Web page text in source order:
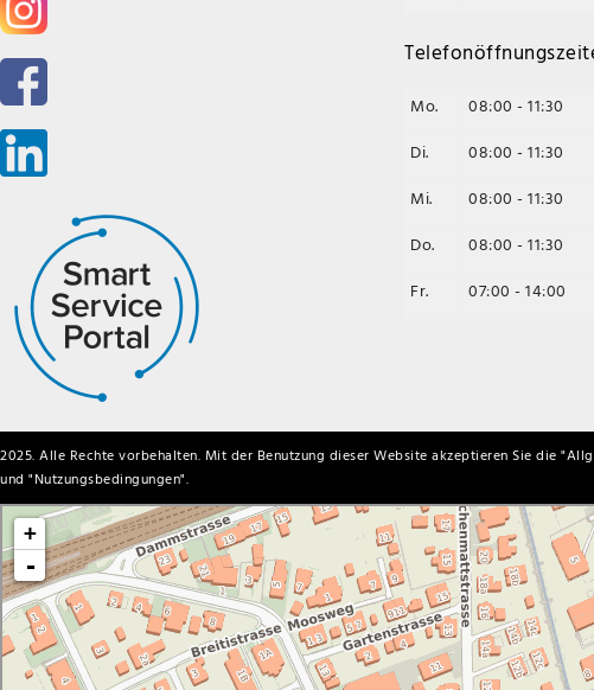
Mo. 08:00 - 11:30
Di.
08:00 - 11:30
Mi.
08:00 - 11:30
Do.
08:00 - 11:30
Fr.
07:00 - 14:00
2025. Alle Rechte vorbehalten. Mit der Benutzung dieser Website akzeptieren Sie die "
und "Nutzungsbedingungen".